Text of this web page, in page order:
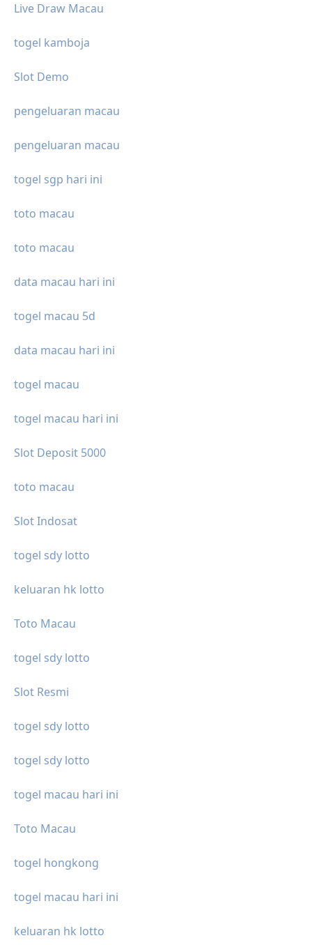
Live Draw Macau
togel kamboja
Slot Demo
pengeluaran macau
pengeluaran macau
togel sgp hari ini
toto macau
toto macau
data macau hari ini
togel macau 5d
data macau hari ini
togel macau
togel macau hari ini
Slot Deposit 5000
toto macau
Slot Indosat
togel sdy lotto
keluaran hk lotto
Toto Macau
togel sdy lotto
Slot Resmi
togel sdy lotto
togel sdy lotto
togel macau hari ini
Toto Macau
togel hongkong
togel macau hari ini
keluaran hk lotto